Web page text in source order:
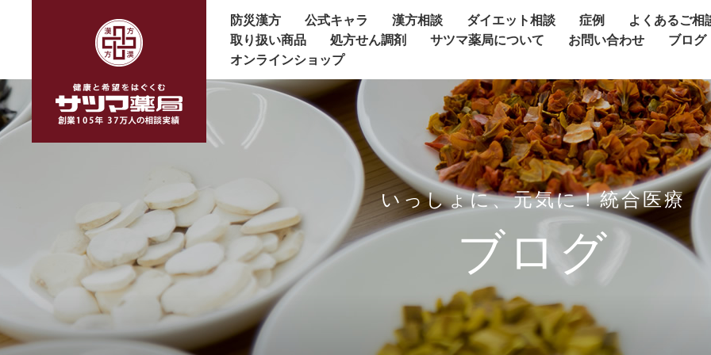
防災漢方 公式キャラ 漢方相談 ダイエット相談 症例
よくあるご相
取り扱い商品
処方せん調剤 サツマ薬局について お問い合わせ
ブログ
オンラインショップ
いっしょに、元気に！統合医療
ブログ